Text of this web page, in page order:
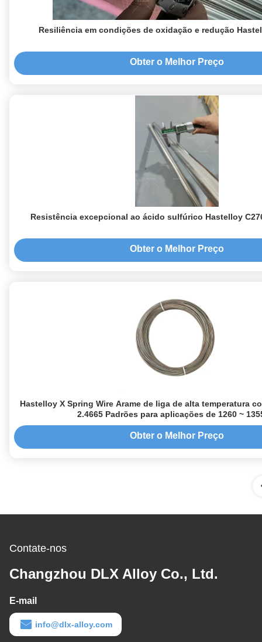
Resiliência em condições de oxidação e redução
Obter o Melhor Preço
Resistência excepcional ao ácido sulfúrico Hastelloy
Obter o Melhor Preço
Hastelloy X Spring Wire Arame de liga de alta temperatura
2.4665 Padrões para aplicações de 1260 ~
Obter o Melhor Preço
Contate-nos
Changzhou DLX Alloy Co., Ltd.
E-mail
info@dlx-alloy.com